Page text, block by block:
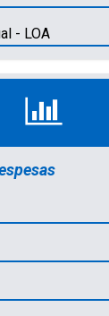
- LOA